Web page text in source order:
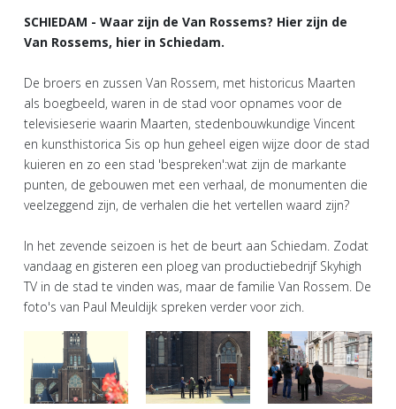
SCHIEDAM - Waar zijn de Van Rossems? Hier zijn de
Van Rossems, hier in Schiedam.
De broers en zussen Van Rossem, met historicus Maarten
als boegbeeld, waren in de stad voor opnames voor de
televisieserie waarin Maarten, stedenbouwkundige Vincent
en kunsthistorica Sis op hun geheel eigen wijze door de stad
kuieren en zo een stad 'bespreken':wat zijn de markante
punten, de gebouwen met een verhaal, de monumenten die
veelzeggend zijn, de verhalen die het vertellen waard zijn?
In het zevende seizoen is het de beurt aan Schiedam. Zodat
vandaag en gisteren een ploeg van productiebedrijf Skyhigh
TV in de stad te vinden was, maar de familie Van Rossem. De
foto's van Paul Meuldijk spreken verder voor zich.